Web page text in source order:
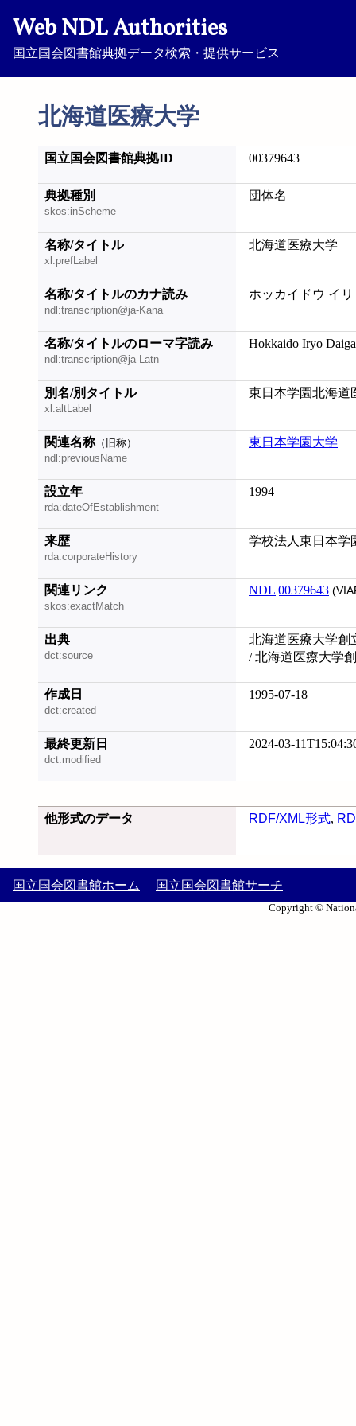
Web NDL Authorities
国立国会図書館典拠データ検索・提供サービス
北海道医療大学
国立国会図書館典拠ID 00379643
典拠種別
skos:inScheme
団体名
名称/タイトル
xl:prefLabel
北海道医療大学
名称/タイトルのカナ読み
ndl:transcription@ja-Kana
ホッカイドウ イ
名称/タイトルのローマ字読み
ndl:transcription@ja-Latn
Hokkaido Iryo
別名/別タイトル
xl:altLabel
東日本学園北海道
関連名称（旧称）
ndl:previousName
東日本学園大学
設立年
rda:dateOfEstablishment
1994
来歴
rda:corporateHistory
学校法人東日本学
関連リンク
skos:exactMatch
NDL|00379643
出典
dct:source
北海道医療大学創
/ 北海道医療大学
作成日
dct:created
1995-07-18
最終更新日
dct:modified
2024-03-
他形式のデータ RDF/XML形式,
国立国会図書館ホーム 国立国会図書館サーチ
Copyright ©